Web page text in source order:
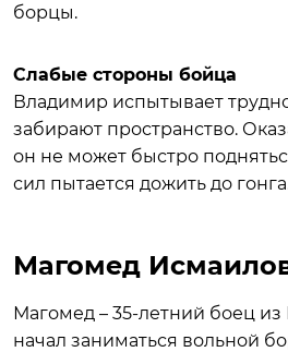
борцы.
Слабые стороны бойца
Владимир испытывает
забирают пространство.
он не может быстро
сил пытается дожить до
Магомед
Магомед – 35-летний боец из
начал заниматься вольной